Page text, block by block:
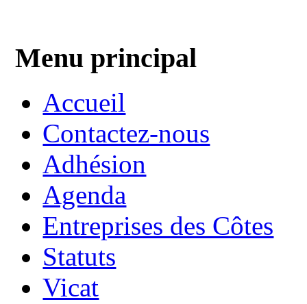
Menu principal
Accueil
Contactez-nous
Adhésion
Agenda
Entreprises des Côtes
Statuts
Vicat